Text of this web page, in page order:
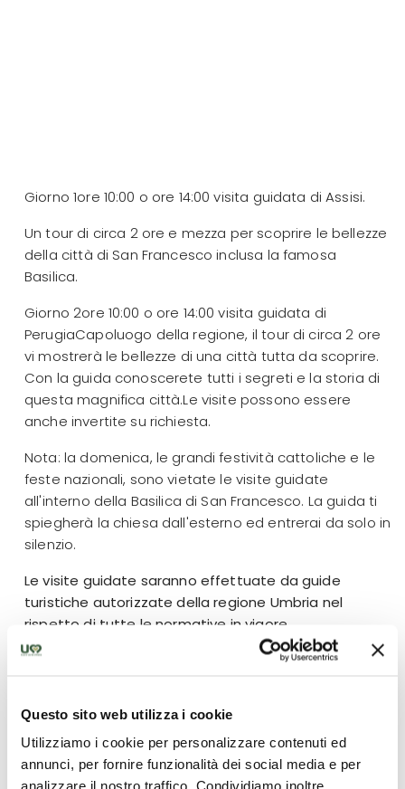
Questo sito web utilizza i cookie
Utilizziamo i cookie per personalizzare contenuti ed
annunci, per fornire funzionalità dei social media e per
analizzare il nostro traffico. Condividiamo inoltre
Giorno 1ore 10:00 o ore 14:00 visita guidata di Assisi.
Un tour di circa 2 ore e mezza per scoprire le bellezze
della città di San Francesco inclusa la famosa
Basilica.
Giorno 2ore 10:00 o ore 14:00 visita guidata di
PerugiaCapoluogo della regione, il tour di circa 2 ore
vi mostrerà le bellezze di una città tutta da scoprire.
Con la guida conoscerete tutti i segreti e la storia di
questa magnifica città.Le visite possono essere
anche invertite su richiesta.
Nota: la domenica, le grandi festività cattoliche e le
feste nazionali, sono vietate le visite guidate
all'interno della Basilica di San Francesco. La guida ti
spiegherà la chiesa dall'esterno ed entrerai da solo in
silenzio.
Le visite guidate saranno effettuate da guide
turistiche autorizzate della regione Umbria nel
rispetto di tutte le normative in vigore.
Cosa è incluso
Visita guidata di gruppo a Assisi
Visita guidata di Gruppo a Perugia